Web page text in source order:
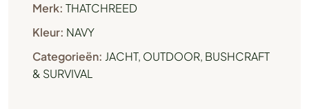
Merk: THATCHREED
Kleur: NAVY
Categorieën: JACHT, OUTDOOR, BUSHCRAFT
& SURVIVAL